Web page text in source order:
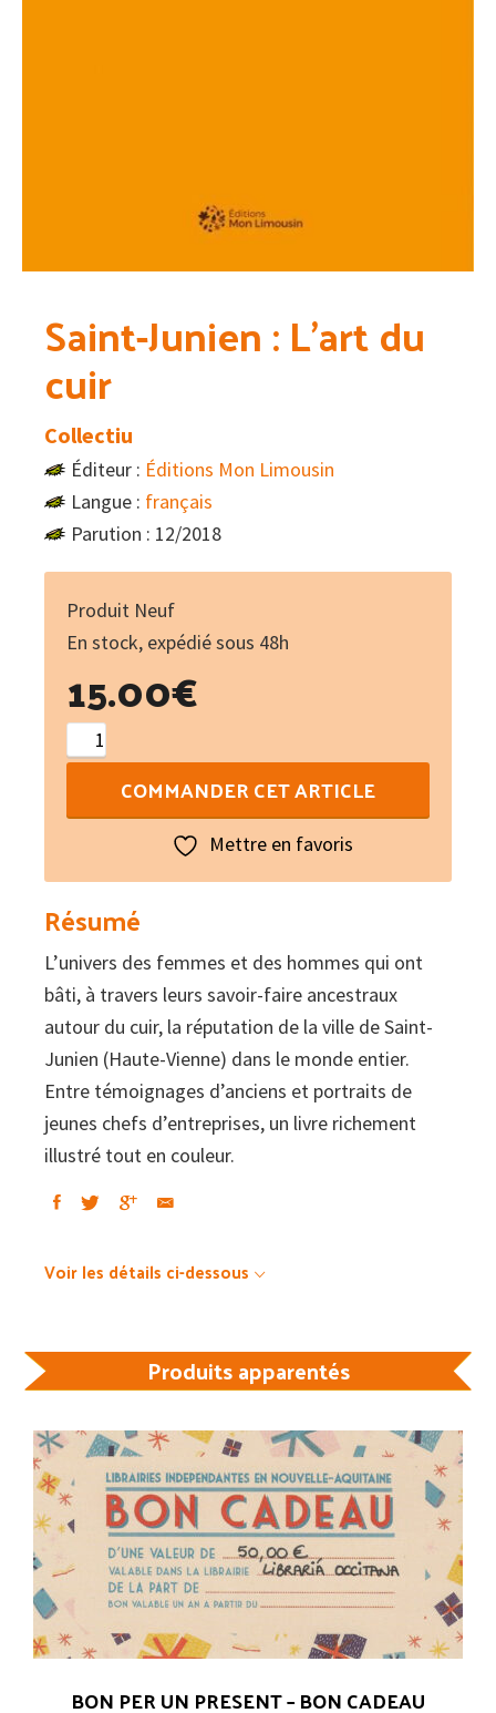
Saint-Junien : L’art du
cuir
Collectiu
Éditeur : Éditions Mon Limousin
Langue : français
Parution : 12/2018
Produit Neuf
En stock, expédié sous 48h
15.00€
quantité
de
du
cuir
COMMANDER CET ARTICLE
Mettre en favoris
Résumé
L’univers des femmes et des hommes qui ont
bâti, à travers leurs savoir-faire ancestraux
autour du cuir, la réputation de la ville de Saint-
Junien (Haute-Vienne) dans le monde entier.
Entre témoignages d’anciens et portraits de
jeunes chefs d’entreprises, un livre richement
illustré tout en couleur.
Voir les détails ci-dessous
Produits apparentés
BON PER UN PRESENT – BON CADEAU